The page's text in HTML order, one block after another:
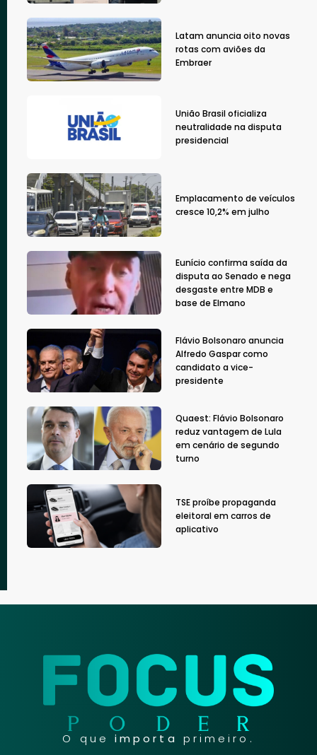
Latam anuncia oito novas
rotas com aviões da
Embraer
União Brasil oficializa
neutralidade na disputa
presidencial
Emplacamento de veículos
cresce 10,2% em julho
Eunício confirma saída da
disputa ao Senado e nega
desgaste entre MDB e
base de Elmano
Flávio Bolsonaro anuncia
Alfredo Gaspar como
candidato a vice-
presidente
Quaest: Flávio Bolsonaro
reduz vantagem de Lula
em cenário de segundo
turno
TSE proíbe propaganda
eleitoral em carros de
aplicativo
O que importa primeiro.